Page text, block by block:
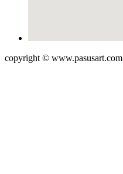
copyright © www.pasusart.com